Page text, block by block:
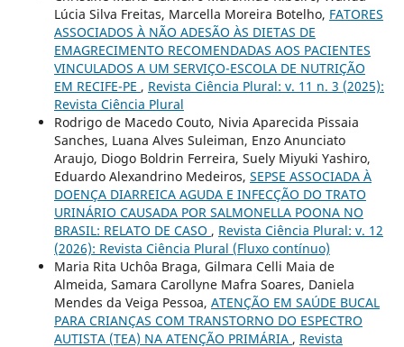
Lúcia Silva Freitas, Marcella Moreira Botelho, FATORES
ASSOCIADOS À NÃO ADESÃO ÀS DIETAS DE
EMAGRECIMENTO RECOMENDADAS AOS PACIENTES
VINCULADOS A UM SERVIÇO-ESCOLA DE NUTRIÇÃO
EM RECIFE-PE , Revista Ciência Plural: v. 11 n. 3 (2025):
Revista Ciência Plural
Rodrigo de Macedo Couto, Nivia Aparecida Pissaia
Sanches, Luana Alves Suleiman, Enzo Anunciato
Araujo, Diogo Boldrin Ferreira, Suely Miyuki Yashiro,
Eduardo Alexandrino Medeiros, SEPSE ASSOCIADA À
DOENÇA DIARREICA AGUDA E INFECÇÃO DO TRATO
URINÁRIO CAUSADA POR SALMONELLA POONA NO
BRASIL: RELATO DE CASO , Revista Ciência Plural: v. 12
(2026): Revista Ciência Plural (Fluxo contínuo)
Maria Rita Uchôa Braga, Gilmara Celli Maia de
Almeida, Samara Carollyne Mafra Soares, Daniela
Mendes da Veiga Pessoa, ATENÇÃO EM SAÚDE BUCAL
PARA CRIANÇAS COM TRANSTORNO DO ESPECTRO
AUTISTA (TEA) NA ATENÇÃO PRIMÁRIA , Revista